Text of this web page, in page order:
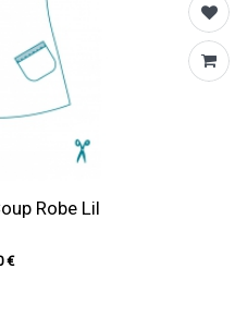
Robe Lil
€